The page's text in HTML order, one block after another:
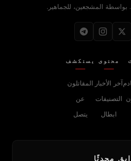
بواسطة المشجعين، للجماهير.
محتوى
آخر الأخبار
التصنيفات
ابطال
يستكشف
المقاتلون
عن
يتصل
ابق محدثًا